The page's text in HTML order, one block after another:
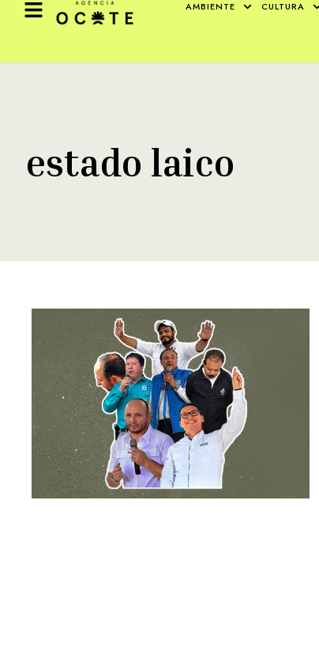
AMBIENTE CULTURA
estado laico